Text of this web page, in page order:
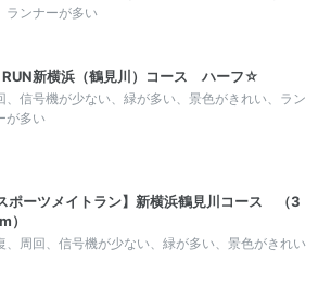
ランナーが多い
RUN新横浜（鶴見川）コース ハーフ☆
、信号機が少ない、緑が多い、景色がきれい、ラン
が多い
スポーツメイトラン】新横浜鶴見川コース （3
）
、周回、信号機が少ない、緑が多い、景色がきれい